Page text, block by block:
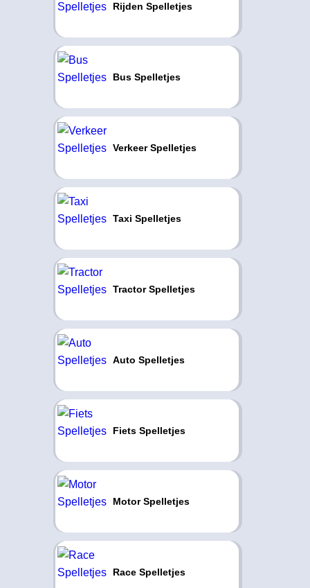
Rijden Spelletjes
Bus Spelletjes
Verkeer Spelletjes
Taxi Spelletjes
Tractor Spelletjes
Auto Spelletjes
Fiets Spelletjes
Motor Spelletjes
Race Spelletjes